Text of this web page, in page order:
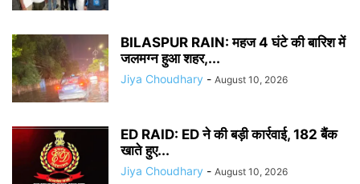
BILASPUR RAIN: महज 4 घंटे की बारिश में
जलमग्न हुआ शहर,...
Jiya Choudhary - August 10, 2026
ED RAID: ED ने की बड़ी कार्रवाई, 182 बैंक
खाते हुए...
Jiya Choudhary - August 10, 2026